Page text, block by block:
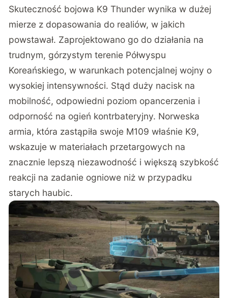
Skuteczność bojowa K9 Thunder wynika w dużej
mierze z dopasowania do realiów, w jakich
powstawał. Zaprojektowano go do działania na
trudnym, górzystym terenie Półwyspu
Koreańskiego, w warunkach potencjalnej wojny o
wysokiej intensywności. Stąd duży nacisk na
mobilność, odpowiedni poziom opancerzenia i
odporność na ogień kontrbateryjny. Norweska
armia, która zastąpiła swoje M109 właśnie K9,
wskazuje w materiałach przetargowych na
znacznie lepszą niezawodność i większą szybkość
reakcji na zadanie ogniowe niż w przypadku
starych haubic.